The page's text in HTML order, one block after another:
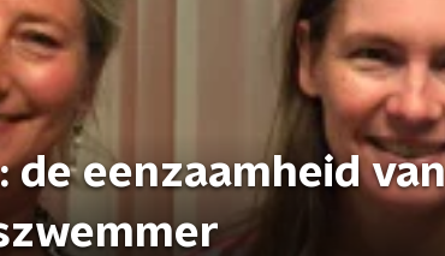
de eenzaamheid